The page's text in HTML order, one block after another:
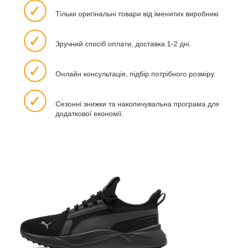
✓ Тільки оригінальні товари від іменитих виробників.
✓ Зручний спосіб оплати, доставка 1-2 дні.
✓ Онлайн консультація, підбір потрібного розміру.
✓
Сезонні знижки та накопичувальна програма для
додаткової економії.